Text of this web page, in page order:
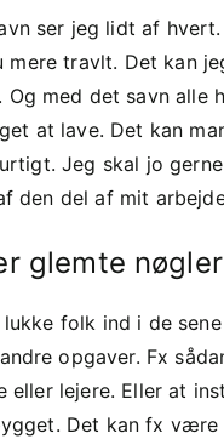
ser jeg lidt af
mere travlt. Det kan
Og med det savn
at lave. Det kan
Jeg skal jo
den del af mit
glemte nøgler
folk ind i de
opgaver. Fx
eller lejere. Eller at
Det kan fx